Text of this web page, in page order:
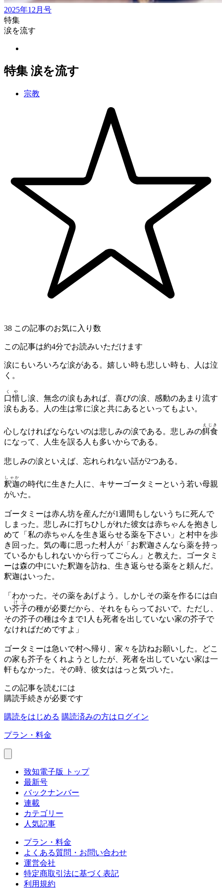
2025年12月号
特集
涙を流す
特集 涙を流す
宗教
38 この記事のお気に入り数
この記事は約4分でお読みいただけます
涙にもいろいろな涙がある。嬉しい時も悲しい時も、人は泣
く。
口惜
くや
し涙、無念の涙もあれば、喜びの涙、感動のあまり流す
涙もある。人の生は常に涙と共にあるといってもよい。
心しなければならないのは悲しみの涙である。悲しみの餌食
えじき
になって、人生を誤る人も多いからである。
悲しみの涙といえば、忘れられない話が2つある。
釈迦
しゃか
の時代に生きた人に、キサーゴータミーという若い母親
がいた。
ゴータミーは赤ん坊を産んだが1週間もしないうちに死んで
しまった。悲しみに打ちひしがれた彼女は赤ちゃんを抱きし
めて「私の赤ちゃんを生き返らせる薬を下さい」と村中を歩
き回った。気の毒に思った村人が「お釈迦さんなら薬を持っ
ているかもしれないから行ってごらん」と教えた。ゴータミ
ーは森の中にいた釈迦を訪ね、生き返らせる薬をと頼んだ。
釈迦はいった。
「わかった。その薬をあげよう。しかしその薬を作るには白
い芥子
けし
の種が必要だから、それをもらっておいで。ただし、
その芥子の種は今まで1人も死者を出していない家の芥子で
なければだめですよ」
ゴータミーは急いで村へ帰り、家々を訪ねお願いした。どこ
の家も芥子をくれようとしたが、死者を出していない家は一
軒もなかった。その時、彼女ははっと気づいた。
この記事を読むには
購読手続きが必要です
購読をはじめる 購読済みの方はログイン
プラン・料金
致知電子版 トップ
最新号
バックナンバー
連載
カテゴリー
人気記事
プラン・料金
よくある質問・お問い合わせ
運営会社
特定商取引法に基づく表記
利用規約